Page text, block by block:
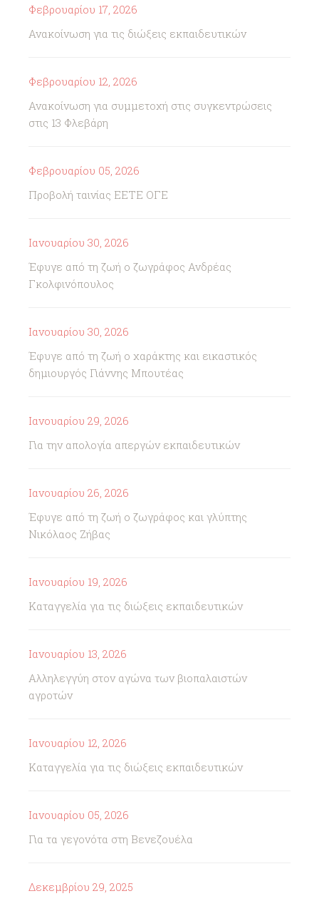
Φεβρουαρίου 17, 2026
Ανακοίνωση για τις διώξεις εκπαιδευτικών
Φεβρουαρίου 12, 2026
Ανακοίνωση για συμμετοχή στις συγκεντρώσεις
στις 13 Φλεβάρη
Φεβρουαρίου 05, 2026
Προβολή ταινίας ΕΕΤΕ ΟΓΕ
Ιανουαρίου 30, 2026
Έφυγε από τη ζωή ο ζωγράφος Ανδρέας
Γκολφινόπουλος
Ιανουαρίου 30, 2026
Έφυγε από τη ζωή ο χαράκτης και εικαστικός
δημιουργός Γιάννης Μπουτέας
Ιανουαρίου 29, 2026
Για την απολογία απεργών εκπαιδευτικών
Ιανουαρίου 26, 2026
Έφυγε από τη ζωή ο ζωγράφος και γλύπτης
Νικόλαος Ζήβας
Ιανουαρίου 19, 2026
Καταγγελία για τις διώξεις εκπαιδευτικών
Ιανουαρίου 13, 2026
Αλληλεγγύη στον αγώνα των βιοπαλαιστών
αγροτών
Ιανουαρίου 12, 2026
Καταγγελία για τις διώξεις εκπαιδευτικών
Ιανουαρίου 05, 2026
Για τα γεγονότα στη Βενεζουέλα
Δεκεμβρίου 29, 2025